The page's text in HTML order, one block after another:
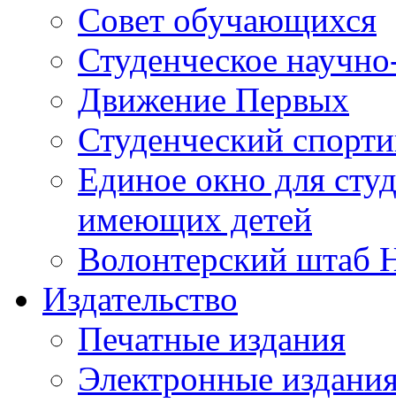
Совет обучающихся
Студенческое
Движение Первых
Студенческий
Единое окно для
имеющих детей
Волонтерский штаб
Издательство
Печатные издания
Электронные